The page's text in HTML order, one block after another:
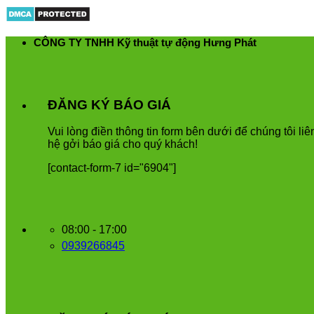
content
CÔNG TY TNHH Kỹ thuật tự động Hưng Phát
ĐĂNG KÝ BÁO GIÁ
Vui òng điền thông tin form bên dưới để chúng tôi liê
hệ gởi báo giá cho quý khách!
[contact-form-7 id="6904"]
08:00 - 17:00
0939266845